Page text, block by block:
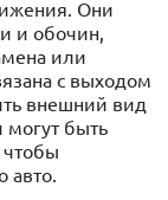
Они
и обочин,
или
с выходом
внешний вид
быть
чтобы
авто.